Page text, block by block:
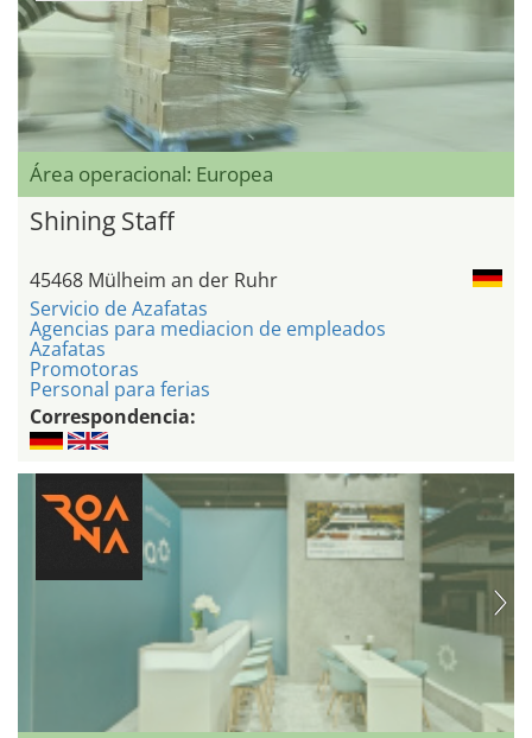
Área operacional: Europea
Shining Staff
45468 Mülheim an der Ruhr
Servicio de Azafatas
Agencias para mediacion de empleados
Azafatas
Promotoras
Personal para ferias
Correspondencia: